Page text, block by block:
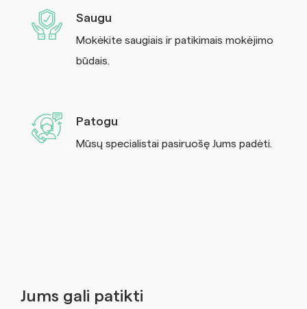
Saugu
Mokėkite saugiais ir patikimais mokėjimo
būdais.
Patogu
Mūsų specialistai pasiruošę Jums padėti.
Jums gali patikti